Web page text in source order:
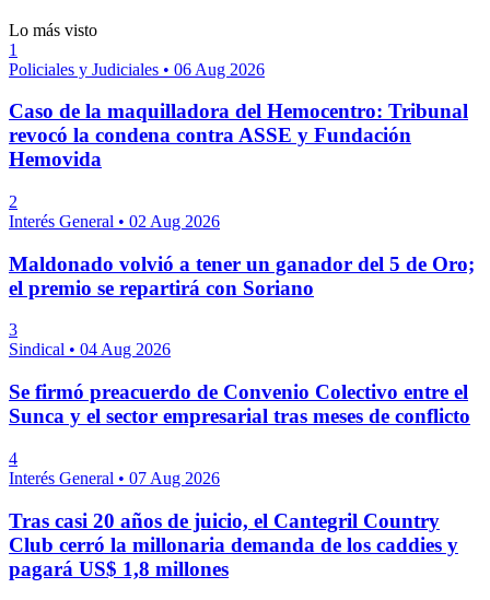
Lo más visto
1
Policiales y Judiciales • 06 Aug 2026
Caso de la maquilladora del Hemocentro: Tribunal
revocó la condena contra ASSE y Fundación
Hemovida
2
Interés General • 02 Aug 2026
Maldonado volvió a tener un ganador del 5 de Oro;
el premio se repartirá con Soriano
3
Sindical • 04 Aug 2026
Se firmó preacuerdo de Convenio Colectivo entre el
Sunca y el sector empresarial tras meses de conflicto
4
Interés General • 07 Aug 2026
Tras casi 20 años de juicio, el Cantegril Country
Club cerró la millonaria demanda de los caddies y
pagará US$ 1,8 millones